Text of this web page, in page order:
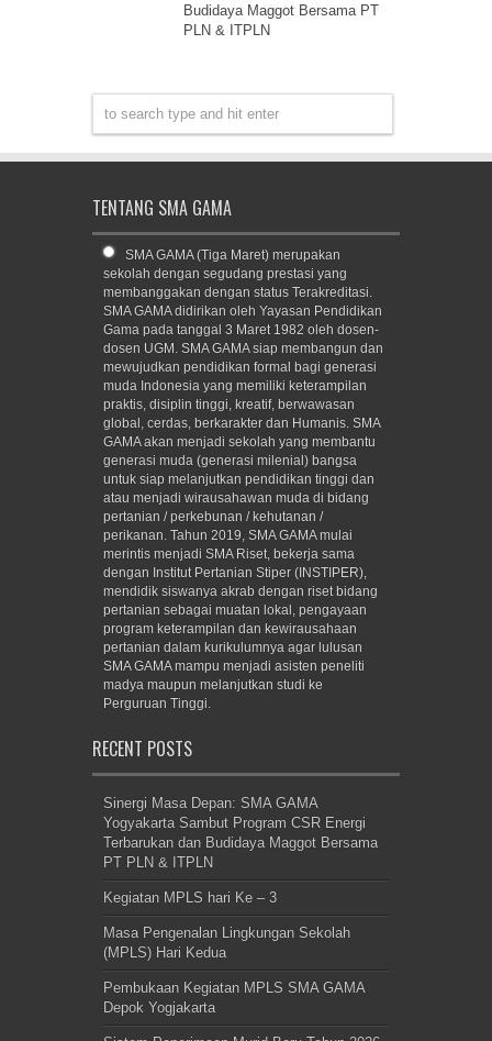
Budidaya Maggot Bersama PT
PLN & ITPLN
TENTANG SMA GAMA
SMA GAMA (Tiga Maret) merupakan
sekolah dengan segudang prestasi yang
membanggakan dengan status Terakreditasi.
SMA GAMA didirikan oleh Yayasan Pendidikan
Gama pada tanggal 3 Maret 1982 oleh dosen-
dosen UGM. SMA GAMA siap membangun dan
mewujudkan pendidikan formal bagi generasi
muda Indonesia yang memiliki keterampilan
praktis, disiplin tinggi, kreatif, berwawasan
global, cerdas, berkarakter dan Humanis. SMA
GAMA akan menjadi sekolah yang membantu
generasi muda (generasi milenial) bangsa
untuk siap melanjutkan pendidikan tinggi dan
atau menjadi wirausahawan muda di bidang
pertanian / perkebunan / kehutanan /
perikanan. Tahun 2019, SMA GAMA mulai
merintis menjadi SMA Riset, bekerja sama
dengan Institut Pertanian Stiper (INSTIPER),
mendidik siswanya akrab dengan riset bidang
pertanian sebagai muatan lokal, pengayaan
program keterampilan dan kewirausahaan
pertanian dalam kurikulumnya agar lulusan
SMA GAMA mampu menjadi asisten peneliti
madya maupun melanjutkan studi ke
Perguruan Tinggi.
RECENT POSTS
Sinergi Masa Depan: SMA GAMA
Yogyakarta Sambut Program CSR Energi
Terbarukan dan Budidaya Maggot Bersama
PT PLN & ITPLN
Kegiatan MPLS hari Ke – 3
Masa Pengenalan Lingkungan Sekolah
(MPLS) Hari Kedua
Pembukaan Kegiatan MPLS SMA GAMA
Depok Yogjakarta